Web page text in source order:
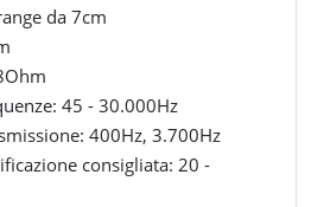
da 7cm
45 - 30.000Hz
400Hz, 3.700Hz
consigliata: 20 -